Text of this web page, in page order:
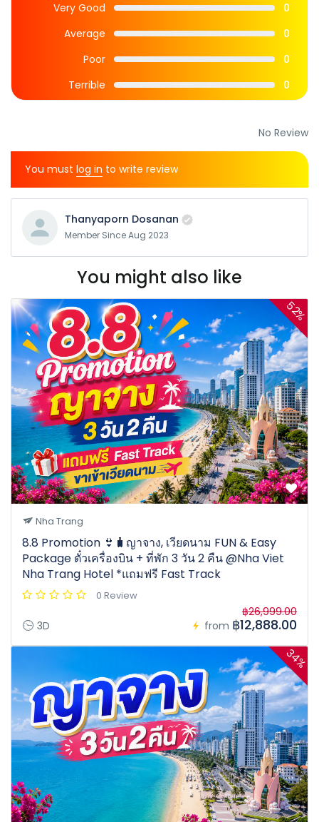
Very Good
0
Average
0
Poor
0
Terrible
0
No Review
You must log in to write review
Thanyaporn Dosanan
Member Since Aug 2023
You might also like
52%
Nha Trang
8.8 Promotion 👙🧳ญาจาง, เวียดนาม FUN & Easy
Package ตั๋วเครื่องบิน + ที่พัก 3 วัน 2 คืน @Nha Viet
Nha Trang Hotel *แถมฟรี Fast Track
0 Review
3D from
฿26,999.00
฿12,888.00
34%